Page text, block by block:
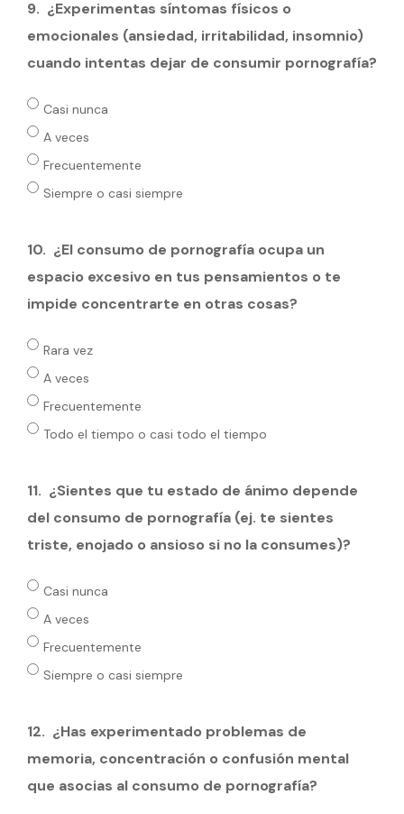
9. ¿Experimentas síntomas físicos o
emocionales (ansiedad, irritabilidad, insomnio)
cuando intentas dejar de consumir pornografía?
Casi nunca
A veces
Frecuentemente
Siempre o casi siempre
10. ¿El consumo de pornografía ocupa un
espacio excesivo en tus pensamientos o te
impide concentrarte en otras cosas?
Rara vez
A veces
Frecuentemente
Todo el tiempo o casi todo el tiempo
11. ⁠¿Sientes que tu estado de ánimo depende
del consumo de pornografía (ej. te sientes
triste, enojado o ansioso si no la consumes)?
Casi nunca
A veces
Frecuentemente
Siempre o casi siempre
12. ¿Has experimentado problemas de
memoria, concentración o confusión mental
que asocias al consumo de pornografía?